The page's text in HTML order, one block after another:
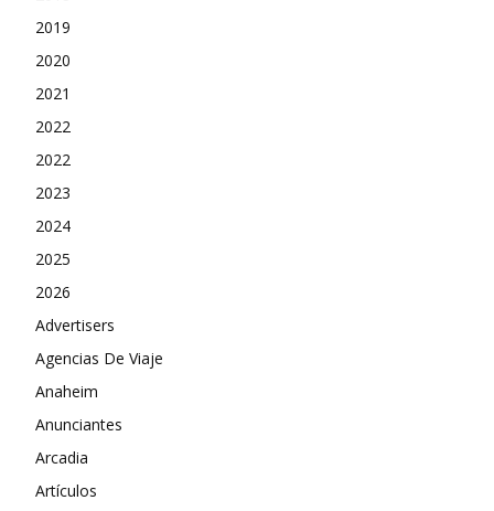
2019
2020
2021
2022
2022
2023
2024
2025
2026
Advertisers
Agencias De Viaje
Anaheim
Anunciantes
Arcadia
Artículos